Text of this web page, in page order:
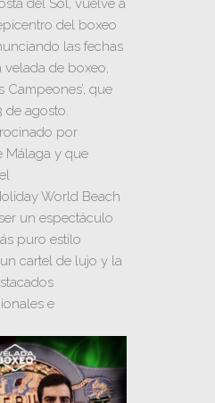
del Sol, vuelve a
del boxeo
las fechas
velada de boxeo,
Campeones’, que
de agosto.
por
Málaga y que
World Beach
un espectáculo
puro estilo
cartel de lujo y la
e